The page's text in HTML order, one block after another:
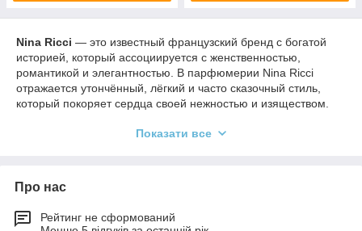
Nina Ricci — это известный французский бренд с богатой
историей, который ассоциируется с женственностью,
романтикой и элегантностью. В парфюмерии Nina Ricci
отражается утончённый, лёгкий и часто сказочный стиль,
который покоряет сердца своей нежностью и изяществом.
🌟 Парфюмерное направление и стиль
Ricci несут в себе лёгкость и воздушность, часто с
Показати все
Про нас
Рейтинг не сформований